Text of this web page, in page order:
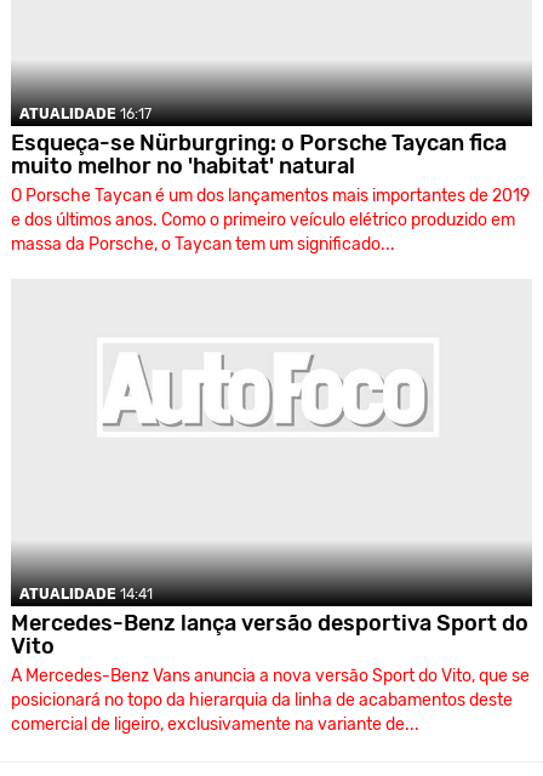
ATUALIDADE 16:17
Esqueça-se Nürburgring: o Porsche Taycan fica
muito melhor no 'habitat' natural
O Porsche Taycan é um dos lançamentos mais importantes de 2019
e dos últimos anos. Como o primeiro veículo elétrico produzido em
massa da Porsche, o Taycan tem um significado...
ATUALIDADE 14:41
Mercedes-Benz lança versão desportiva Sport do
Vito
A Mercedes-Benz Vans anuncia a nova versão Sport do Vito, que se
posicionará no topo da hierarquia da linha de acabamentos deste
comercial de ligeiro, exclusivamente na variante de...